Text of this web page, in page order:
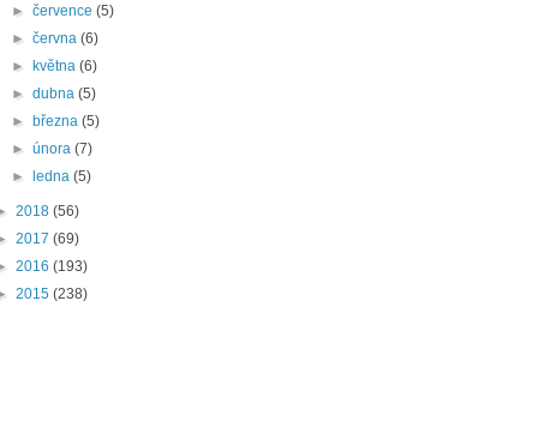
► července (5)
► června (6)
► května (6)
► dubna (5)
► března (5)
► února (7)
► ledna (5)
2018 (56)
2017 (69)
2016 (193)
2015 (238)